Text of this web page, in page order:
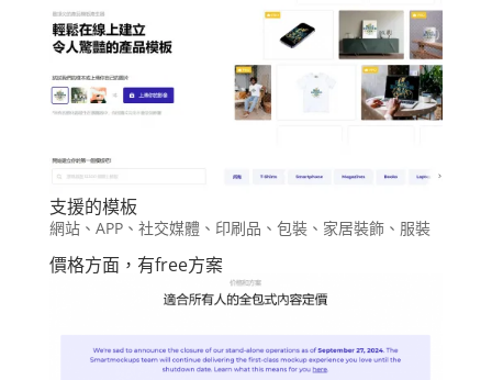
支援的模板
網站、APP、社交媒體、印刷品、包裝、家居裝飾、服裝
價格方面，有free方案